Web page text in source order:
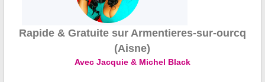
Rapide & Gratuite sur Armentieres-sur-ourcq
(Aisne)
Avec Jacquie & Michel Black